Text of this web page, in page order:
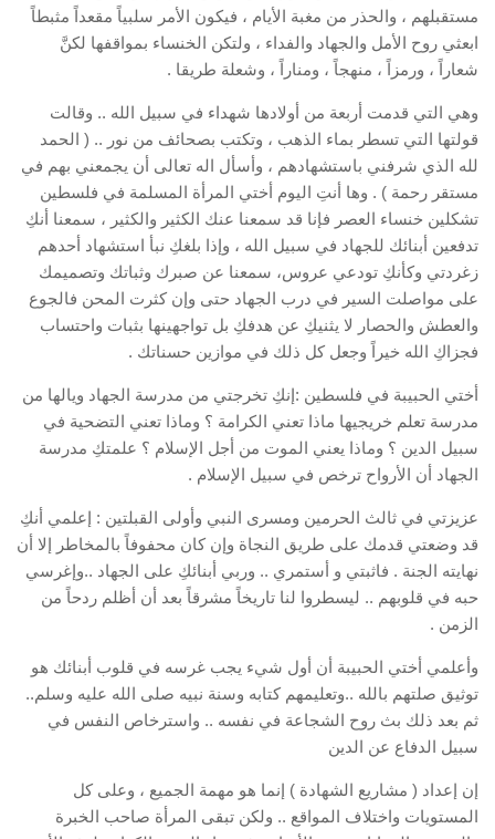
مستقبلهم ، والحذر من مغبة الأيام ، فيكون الأمر سلبياً مقعداً مثبطاً
ابعثي روح الأمل والجهاد والفداء ، ولتكن الخنساء بمواقفها لكنَّ
شعاراً ، ورمزاً ، منهجاً ، ومناراً ، وشعلة طريقا .
وهي التي قدمت أربعة من أولادها شهداء في سبيل الله .. وقالت
قولتها التي تسطر بماء الذهب ، وتكتب بصحائف من نور .. ( الحمد
لله الذي شرفني باستشهادهم ، وأسأل اله تعالى أن يجمعني بهم في
مستقر رحمة ) . وها أنتِ اليوم أختي المرأة المسلمة في فلسطين
تشكلين خنساء العصر فإنا قد سمعنا عنك الكثير والكثير ، سمعنا أنكِ
تدفعين أبنائك للجهاد في سبيل الله ، وإذا بلغكِ نبأ استشهاد أحدهم
زغردتي وكأنكِ تودعي عروس، سمعنا عن صبرك وثباتك وتصميمك
على مواصلت السير في درب الجهاد حتى وإن كثرت المحن فالجوع
والعطش والحصار لا يثنيكِ عن هدفكِ بل تواجهينها بثبات واحتساب
فجزاكِ الله خيراً وجعل كل ذلك في موازين حسناتك .
أختي الحبيبة في فلسطين :إنكِ تخرجتي من مدرسة الجهاد ويالها من
مدرسة تعلم خريجيها ماذا تعني الكرامة ؟ وماذا تعني التضحية في
سبيل الدين ؟ وماذا يعني الموت من أجل الإسلام ؟ علمتكِ مدرسة
الجهاد أن الأرواح ترخص في سبيل الإسلام .
عزيزتي في ثالث الحرمين ومسرى النبي وأولى القبلتين : إعلمي أنكِ
قد وضعتي قدمك على طريق النجاة وإن كان محفوفاً بالمخاطر إلا أن
نهايته الجنة . فاثبتي و أستمري .. وربي أبنائكِ على الجهاد ..وإغرسي
حبه في قلوبهم .. ليسطروا لنا تاريخاً مشرقاً بعد أن أظلم ردحاً من
الزمن .
وأعلمي أختي الحبيبة أن أول شيء يجب غرسه في قلوب أبنائك هو
توثيق صلتهم بالله ..وتعليمهم كتابه وسنة نبيه صلى الله عليه وسلم..
ثم بعد ذلك بث روح الشجاعة في نفسه .. واسترخاص النفس في
سبيل الدفاع عن الدين
إن إعداد ( مشاريع الشهادة ) إنما هو مهمة الجميع ، وعلى كل
المستويات واختلاف المواقع .. ولكن تبقى المرأة صاحب الخبرة